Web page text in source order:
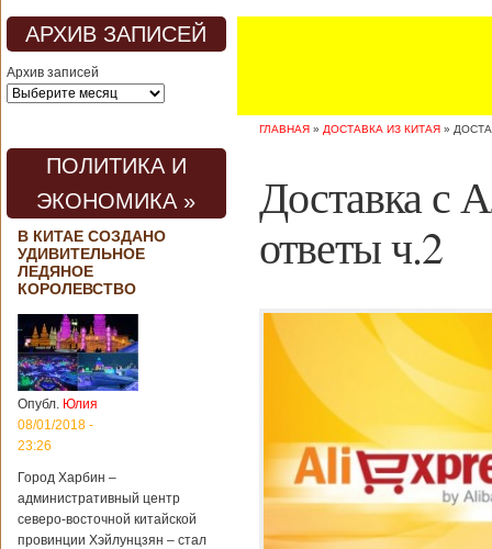
АРХИВ ЗАПИСЕЙ
Архив записей
ПОЛИТИКА И
ЭКОНОМИКА »
В КИТАЕ СОЗДАНО
УДИВИТЕЛЬНОЕ
ЛЕДЯНОЕ
КОРОЛЕВСТВО
Опубл. Юлия
08/01/2018 -
23:26
Город Харбин –
административный центр
северо-восточной китайской
провинции Хэйлунцзян – стал
ГЛАВНАЯ » ДОСТАВКА ИЗ КИТАЯ »
Доставка с
ответы ч.2